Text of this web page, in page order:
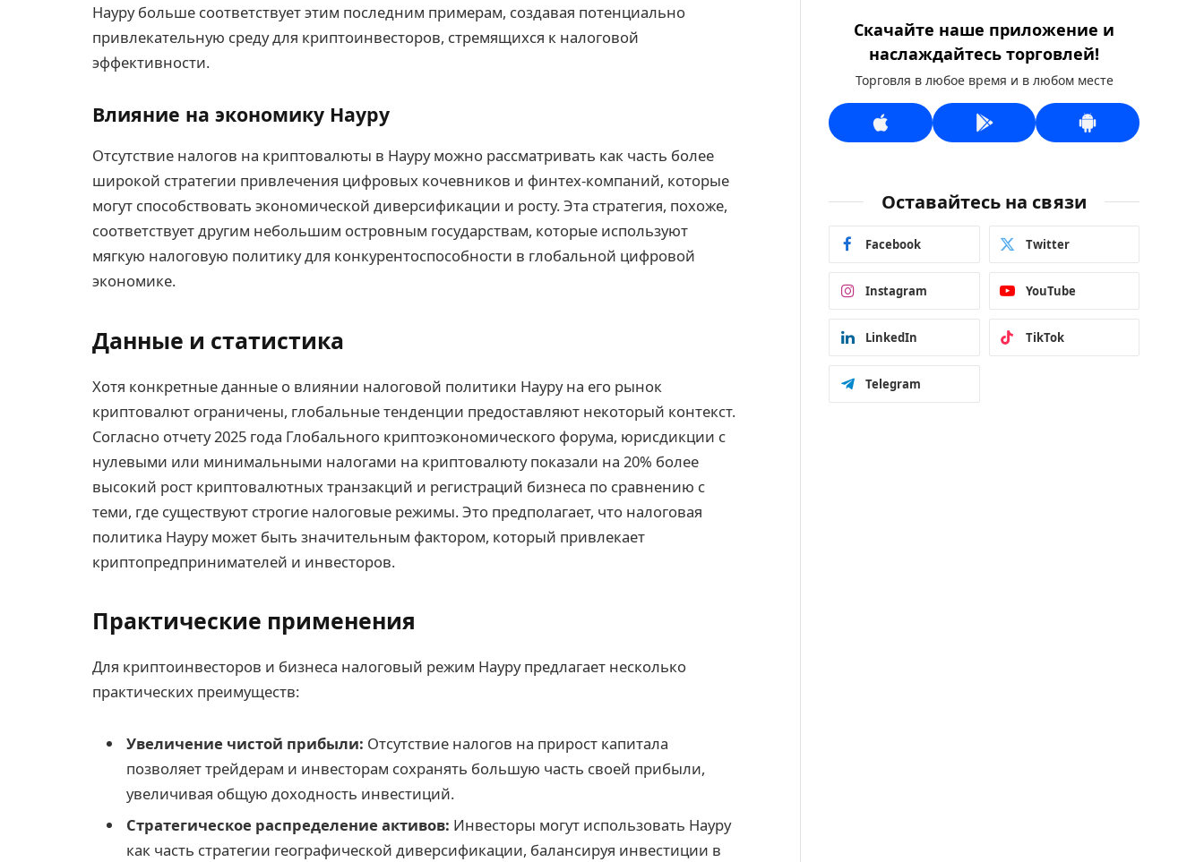
Науру больше соответствует этим последним примерам, создавая потенциально
привлекательную среду для криптоинвесторов, стремящихся к налоговой
эффективности.
Влияние на экономику Науру
Отсутствие налогов на криптовалюты в Науру можно рассматривать как часть более
широкой стратегии привлечения цифровых кочевников и финтех-компаний, которые
могут способствовать экономической диверсификации и росту. Эта стратегия, похоже,
соответствует другим небольшим островным государствам, которые используют
мягкую налоговую политику для конкурентоспособности в глобальной цифровой
экономике.
Данные и статистика
Хотя конкретные данные о влиянии налоговой политики Науру на его рынок
криптовалют ограничены, глобальные тенденции предоставляют некоторый контекст.
Согласно отчету 2025 года Глобального криптоэкономического форума, юрисдикции с
нулевыми или минимальными налогами на криптовалюту показали на 20% более
высокий рост криптовалютных транзакций и регистраций бизнеса по сравнению с
теми, где существуют строгие налоговые режимы. Это предполагает, что налоговая
политика Науру может быть значительным фактором, который привлекает
криптопредпринимателей и инвесторов.
Практические применения
Для криптоинвесторов и бизнеса налоговый режим Науру предлагает несколько
практических преимуществ:
Увеличение чистой прибыли: Отсутствие налогов на прирост капитала
позволяет трейдерам и инвесторам сохранять большую часть своей прибыли,
увеличивая общую доходность инвестиций.
Стратегическое распределение активов: Инвесторы могут использовать Науру
как часть стратегии географической диверсификации, балансируя инвестиции в
Скачайте наше приложение и
наслаждайтесь торговлей!
Торговля в любое время и в любом месте
Оставайтесь на связи
Facebook Twitter
Instagram YouTube
LinkedIn TikTok
Telegram